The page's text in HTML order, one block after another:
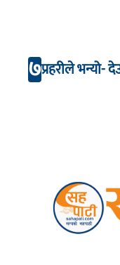
७प्रहरीले भन्यो-